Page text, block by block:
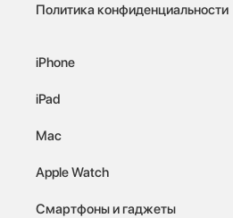
Политика конфиденциальности
iPhone
iPad
Mac
Apple Watch
Смартфоны и гаджеты